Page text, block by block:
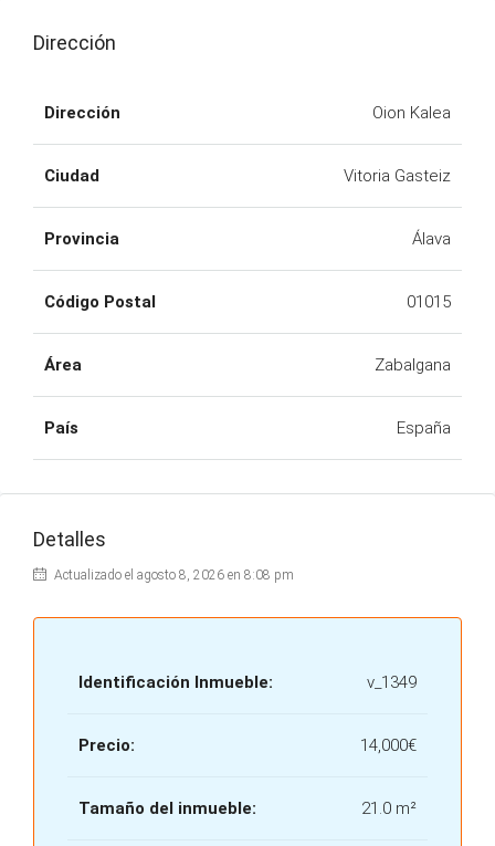
Dirección
Dirección Oion Kalea
Ciudad Vitoria Gasteiz
Provincia Álava
Código Postal 01015
Área Zabalgana
País España
Detalles
Actualizado el agosto 8, 2026 en 8:08 pm
Identificación Inmueble: v_1349
Precio: 14,000€
Tamaño del inmueble: 21.0 m²